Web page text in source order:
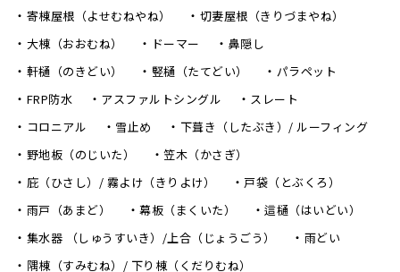
寄棟屋根（よせむねやね）
切妻屋根（きりづまやね）
大棟（おおむね）
ドーマー
鼻隠し
軒樋（のきどい）
竪樋（たてどい）
パラペット
FRP防水
アスファルトシングル
スレート
コロニアル
雪止め
下葺き（したぶき）/ ルーフィング
野地板（のじいた）
笠木（かさぎ）
庇（ひさし）/ 霧よけ（きりよけ）
戸袋（とぶくろ）
雨戸（あまど）
幕板（まくいた）
這樋（はいどい）
集水器 （しゅうすいき）/上合（じょうごう）
雨どい
隅棟（すみむね）/ 下り棟（くだりむね）